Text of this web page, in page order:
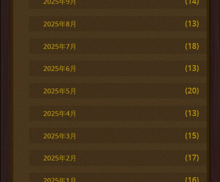
2025年8月 (13)
2025年7月 (18)
2025年6月 (13)
2025年5月 (20)
2025年4月 (13)
2025年3月 (15)
2025年2月 (17)